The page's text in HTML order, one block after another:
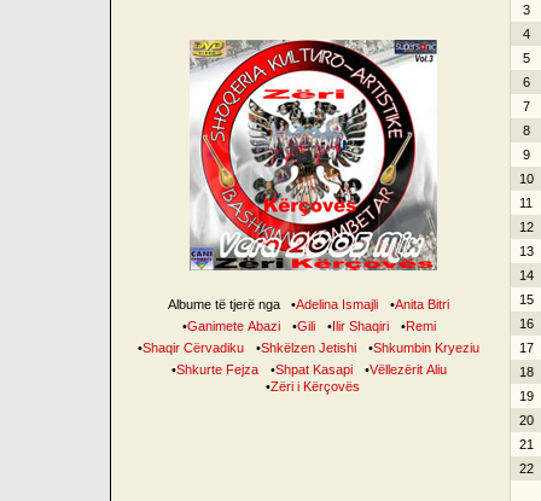
Albume të tjerë nga •Adelina Ismajli •Anita Bitri
•Ganimete Abazi •Gili •Ilir Shaqiri •Remi
•Shaqir Cërvadiku •Shkëlzen Jetishi •Shkumbin Kryeziu
•Shkurte Fejza •Shpat Kasapi •Vëllezërit Aliu
•Zëri i Kërçovës
3
4
5
6
7
8
9
10
11
12
13
14
15
16
17
18
19
20
21
22